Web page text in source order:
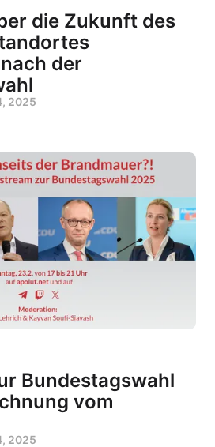
die Zukunft des
der
2025
Bundestagswahl
vom
2025